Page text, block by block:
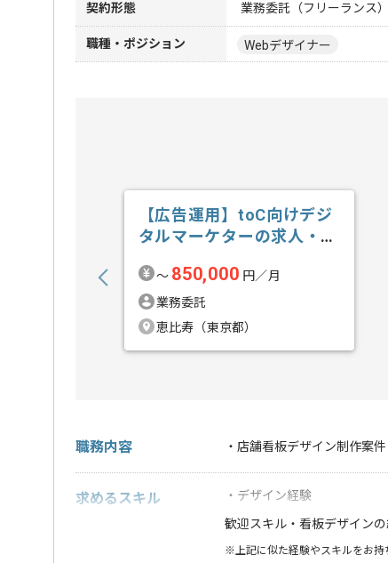
契約形態 業務委託（フリーランス）
職種・ポジション Webデザイナー
【広告運用】toC向けデジ
タルマーケターの求人・案
〜 850,000 円／月
業務委託
恵比寿（東京都）
職務内容 ・店舗看板デザイン制作案
求めるスキル
・デザイン経験
歓迎スキル ・看板デザイン
※上記に似た経験やスキルをお持